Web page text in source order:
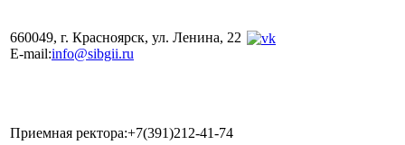
660049, г. Красноярск, ул. Ленина, 22
E-mail:info@sibgii.ru
Приемная ректора:+7(391)212-41-74